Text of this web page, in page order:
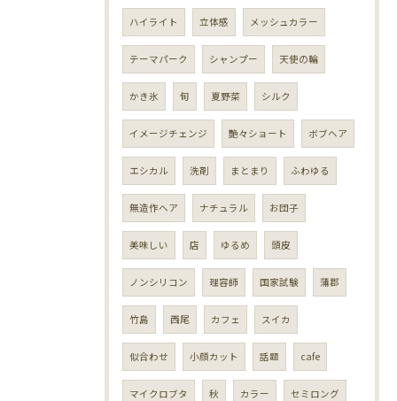
ハイライト 立体感 メッシュカラー
テーマパーク シャンプー 天使の輪
かき氷 旬 夏野菜 シルク
イメージチェンジ 艶々ショート ボブヘア
エシカル 洗剤 まとまり ふわゆる
無造作ヘア ナチュラル お団子
美味しい 店 ゆるめ 頭皮
ノンシリコン 理容師 国家試験 蒲郡
竹島 西尾 カフェ スイカ
似合わせ 小顔カット 話題 cafe
マイクロブタ 秋 カラー セミロング